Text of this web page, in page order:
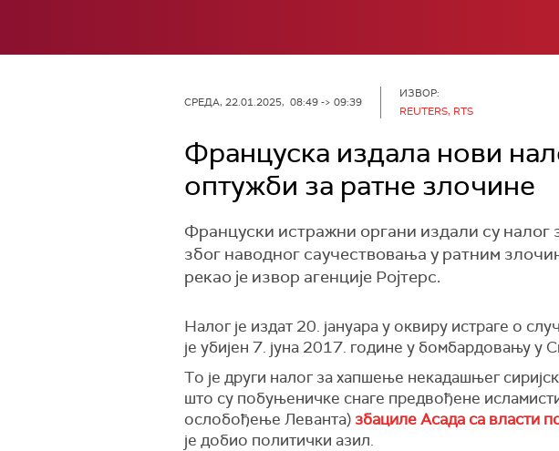
СРЕДА, 22.01.2025, 08:49 -> 09:39
ИЗВОР:
REUTERS, RTS
Француска издала нови
оптужби за ратне злочине
Француски истражни органи издали су налог
због наводног саучествовања у ратним
рекао је извор агенцијe Ројтерс.
Налог је издат 20. јануара у оквиру истраге о
је убијен 7. јуна 2017. године у бомбардовању у
Tо је други налог за хапшење некадашњег
што су побуњеничке снаге предвођене
ослобођење Леванта) збациле Асада са власти
је добио политички азил.